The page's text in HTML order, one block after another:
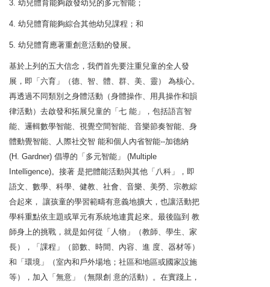
3. 幼兒體育能夠啟發幼兒的多元智能；
4. 幼兒體育能夠綜合其他幼兒課程；和
5. 幼兒體育應著重創意活動的發展。
基於上列的五大信念，我們首先要注重兒童的全人發
展，即「六育」（德、智、體、群、美、靈） 為核心。
再透過不同類別之身體活動（身體操作、用具操作和韻
律活動）去啟發和拓展兒童的「七 能」，包括語言智
能、邏輯數學智能、視覺空間智能、音樂節奏智能、身
體動覺智能、人際社交智 能和個人內省智能--加德納
(H. Gardner) 倡導的「多元智能」 (Multiple
Intelligence)。接著 是把體能活動與其他「八科」，即
語文、數學、科學、健教、社會、音樂、美勞、宗教綜
合起來， 讓孩童的學習範疇有意義地擴大，也讓活動把
學科重點依主題或單元有系統地連貫起來。最後臨到 教
師身上的挑戰，就是如何從「人物」（教師、學生、家
長），「課程」（節數、時間、內容、進 度、器材等）
和「環境」（室內和戶外場地；社區和地區或國家設施
等），加入「無意」（無限創 意的活動）。在實踐上，